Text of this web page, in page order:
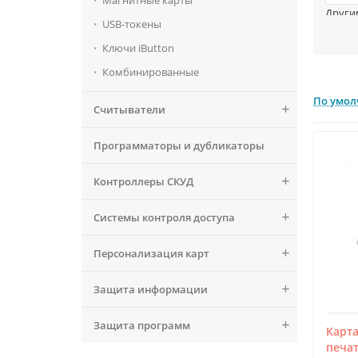
USB-токены
Ключи iButton
Комбинированные
Считыватели
Программаторы и дубликаторы
Контроллеры СКУД
Системы контроля доступа
Персонализация карт
Защита информации
Защита программ
По